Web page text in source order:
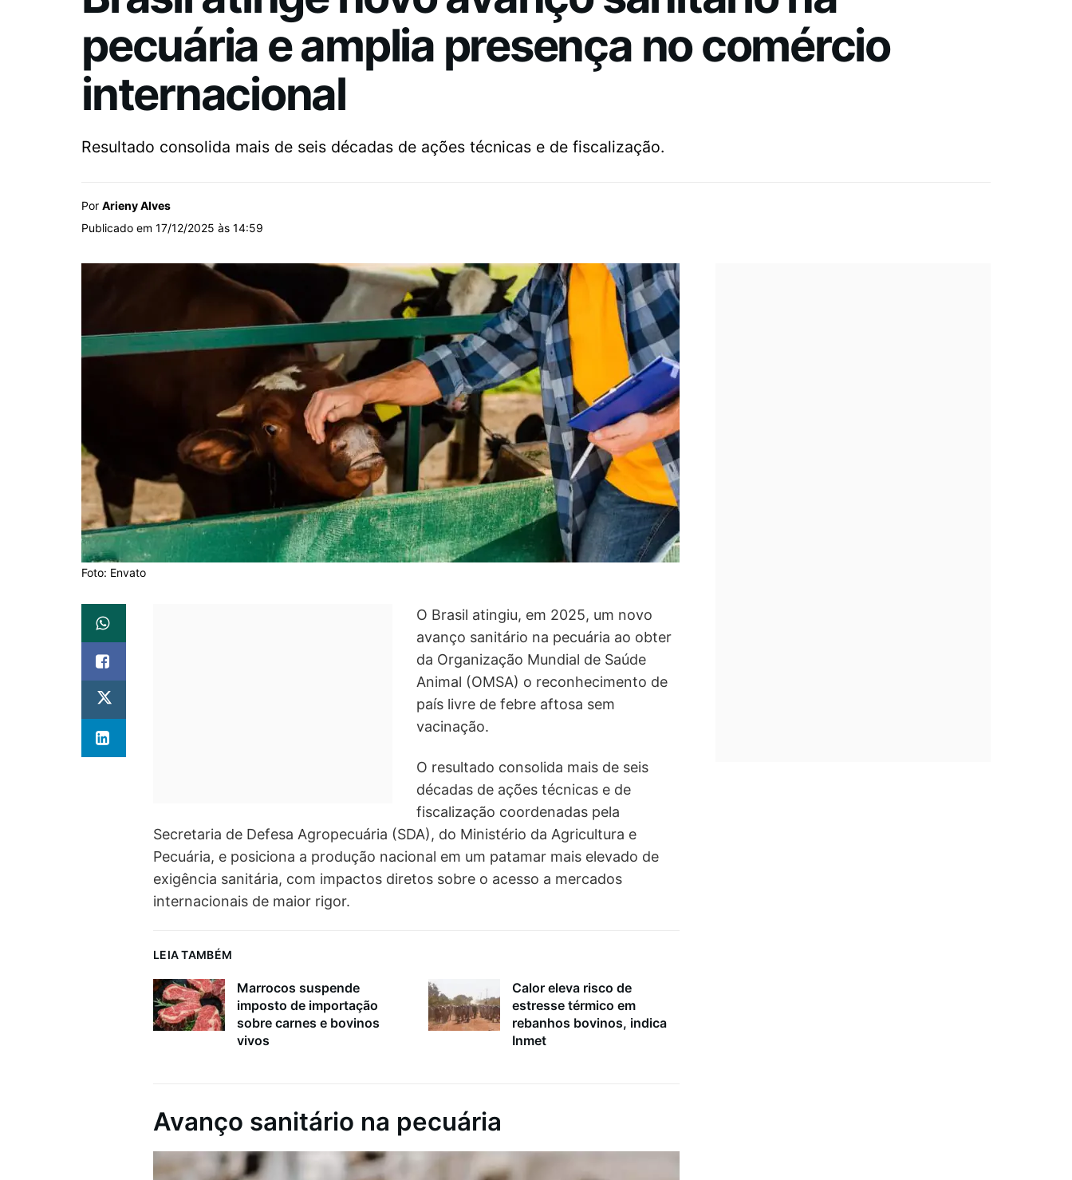
pecuária e amplia presença no comércio
internacional
Resultado consolida mais de seis décadas de ações técnicas e de fiscalização.
Por Arieny Alves
Publicado em 17/12/2025 às 14:59
Foto: Envato
O Brasil atingiu, em 2025, um novo
avanço sanitário na pecuária ao obter
da Organização Mundial de Saúde
Animal (OMSA) o reconhecimento de
país livre de febre aftosa sem
vacinação.
O resultado consolida mais de seis
décadas de ações técnicas e de
fiscalização coordenadas pela
Secretaria de Defesa Agropecuária (SDA), do Ministério da Agricultura e
Pecuária, e posiciona a produção nacional em um patamar mais elevado de
exigência sanitária, com impactos diretos sobre o acesso a mercados
internacionais de maior rigor.
LEIA TAMBÉM
Marrocos suspende
imposto de importação
sobre carnes e bovinos
vivos
Calor eleva risco de
estresse térmico em
rebanhos bovinos, indica
Inmet
Avanço sanitário na pecuária